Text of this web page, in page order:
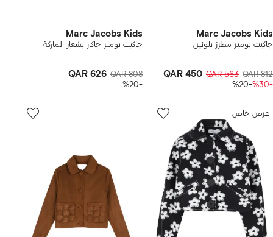
Marc Jacobs Kids
جاكيت بومبر مطرز بلونين
QAR 812
QAR 563
QAR 450
-%30
-%20
Marc Jacobs Kids
جاكيت بومبر جاكار بشعار الماركة
QAR 808
QAR 626
-%20
عرض خاص